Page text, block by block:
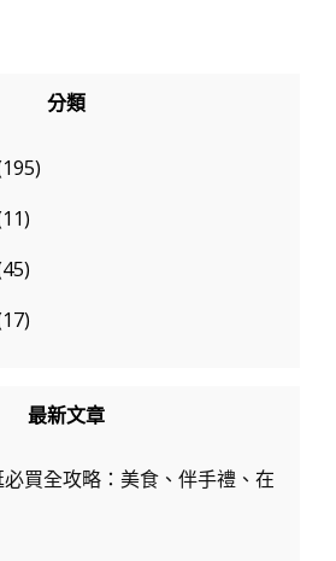
分類
最新文章
買全攻略：美食、伴手禮、在